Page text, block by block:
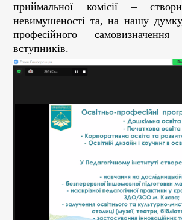
приймальної комісії –
невимушеності та, на нашу
професійного
вступників.